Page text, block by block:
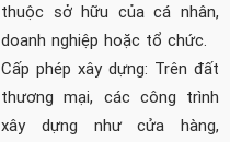
thuộc sở hữu của cá nhân,
doanh nghiệp hoặc tổ chức.
Cấp phép xây dựng: Trên đất
thương mại, các công trình
xây dựng như cửa hàng,